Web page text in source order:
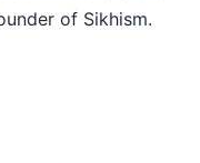
of Sikhism.